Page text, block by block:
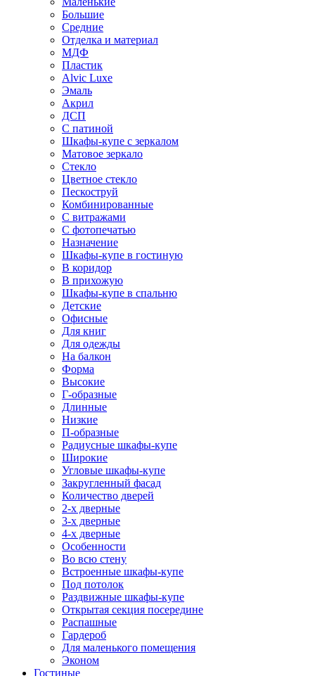
Большие
Средние
Отделка и материал
МДФ
Пластик
Alvic Luxe
Эмаль
Акрил
ДСП
С патиной
Шкафы-купе с зеркалом
Матовое зеркало
Стекло
Цветное стекло
Пескоструй
Комбинированные
С витражами
С фотопечатью
Назначение
Шкафы-купе в гостиную
В коридор
В прихожую
Шкафы-купе в спальню
Детские
Офисные
Для книг
Для одежды
На балкон
Форма
Высокие
Г-образные
Длинные
Низкие
П-образные
Радиусные шкафы-купе
Широкие
Угловые шкафы-купе
Закругленный фасад
Количество дверей
2-х дверные
3-х дверные
4-х дверные
Особенности
Во всю стену
Встроенные шкафы-купе
Под потолок
Раздвижные шкафы-купе
Открытая секция посередине
Распашные
Гардероб
Для маленького помещения
Эконом
Гостиные